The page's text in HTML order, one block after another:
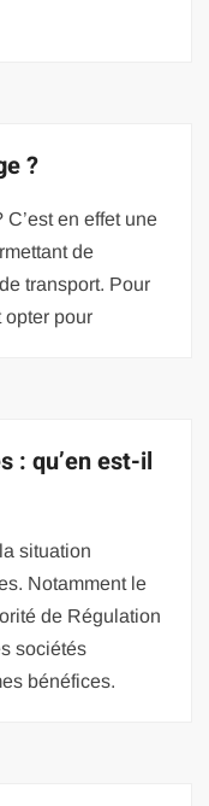
?
en effet une
de
transport. Pour
opter pour
: qu’en est-il
situation
Notamment le
de Régulation
sociétés
bénéfices.